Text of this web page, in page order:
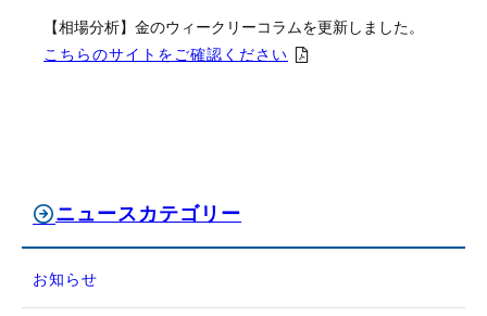
【相場分析】金のウィークリーコラムを更新しました。
こちらのサイトをご確認ください
ニュースカテゴリー
お知らせ